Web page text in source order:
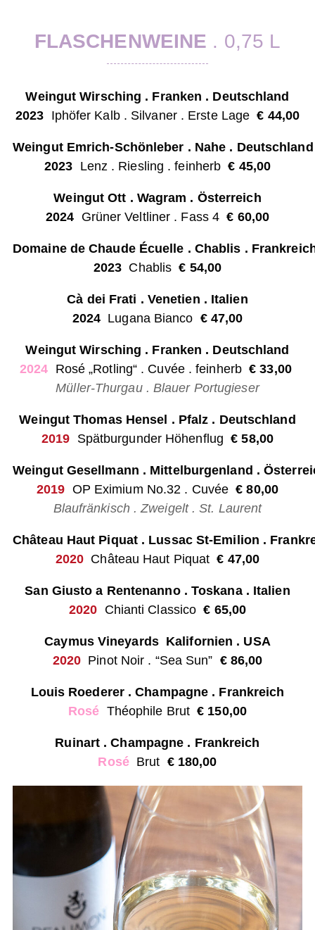
FLASCHENWEINE . 0,75 L
Weingut Wirsching . Franken . Deutschland
2023 Iphöfer Kalb . Silvaner . Erste Lage € 44,00
Weingut Emrich-Schönleber . Nahe . Deutschland
2023 Lenz . Riesling . feinherb € 45,00
Weingut Ott . Wagram . Österreich
2024 Grüner Veltliner . Fass 4 € 60,00
Domaine de Chaude Écuelle . Chablis .
2023 Chablis € 54,00
Cà dei Frati . Venetien . Italien
2024 Lugana Bianco € 47,00
Weingut Wirsching . Franken . Deutschland
2024 Rosé „Rotling“ . Cuvée . feinherb€ 33,00
Müller-Thurgau . Blauer Portugieser
Weingut Thomas Hensel . Pfalz . Deutschland
2019 Spätburgunder Höhenflug € 58,00
Weingut Gesellmann . Mittelburgenland .
2019 OP Eximium No.32 . Cuvée € 80,00
Blaufränkisch . Zweigelt . St. Laurent
Château Haut Piquat . Lussac St-Emilion .
2020 Château Haut Piquat € 47,00
San Giusto a Rentenanno . Toskana . Italien
2020 Chianti Classico € 65,00
Caymus Vineyards Kalifornien . USA
2020 Pinot Noir . “Sea Sun” € 86,00
Louis Roederer . Champagne . Frankreich
Rosé Théophile Brut € 150,00
Ruinart . Champagne . Frankreich
RoséBrut € 180,00